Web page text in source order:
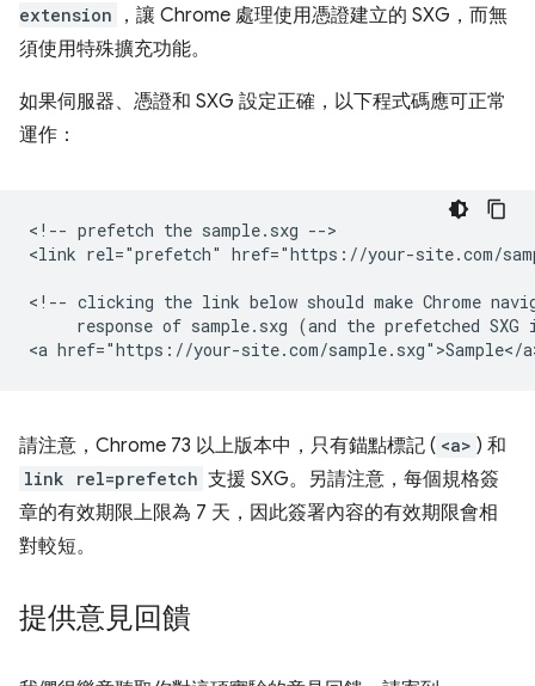
extension
，讓 Chrome 處理使用憑證建立的 SXG，而無
須使用特殊擴充功能。
如果伺服器、憑證和 SXG 設定正確，以下程式碼應可正常
運作：
<!-- prefetch the sample.sxg -->
<link rel="prefetch" href="https://your-site.com/
<!-- clicking the link below should make Chrome
response of sample.sxg (and the prefetched SXG
請注意，Chrome 73 以上版本中，只有錨點標記 ( <a> ) 和
link rel=prefetch 支援 SXG。另請注意，每個規格簽
章的有效期限上限為 7 天，因此簽署內容的有效期限會相
對較短。
提供意見回饋